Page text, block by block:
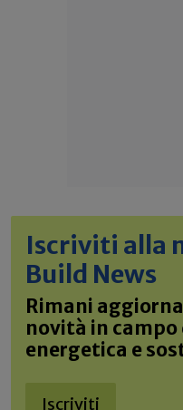
Iscriviti alla
Build News
Rimani
novità in campo
energetica e
Iscriviti